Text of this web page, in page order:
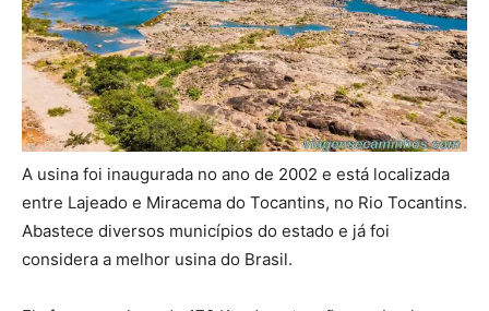
A usina foi inaugurada no ano de 2002 e está localizada
entre Lajeado e Miracema do Tocantins, no Rio Tocantins.
Abastece diversos municípios do estado e já foi
considera a melhor usina do Brasil.